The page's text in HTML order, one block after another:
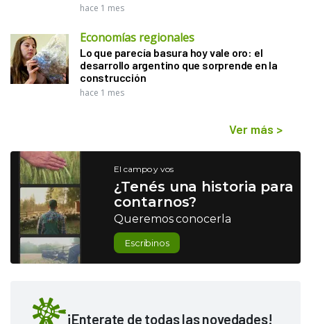
hace 1 mes
Economías regionales
Lo que parecía basura hoy vale oro: el
desarrollo argentino que sorprende en la
construcción
hace 1 mes
Ver más >
El campo y vos
¿Tenés una historia para
contarnos?
Queremos conocerla
Escribinos
¡Enterate de todas las novedades!